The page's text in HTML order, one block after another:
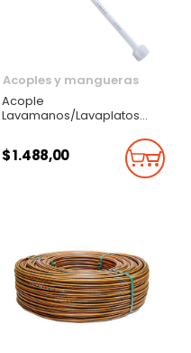
Al Carrito
Acoples y mangueras
Acople
Lavamanos/Lavaplatos
$ 1.488,00